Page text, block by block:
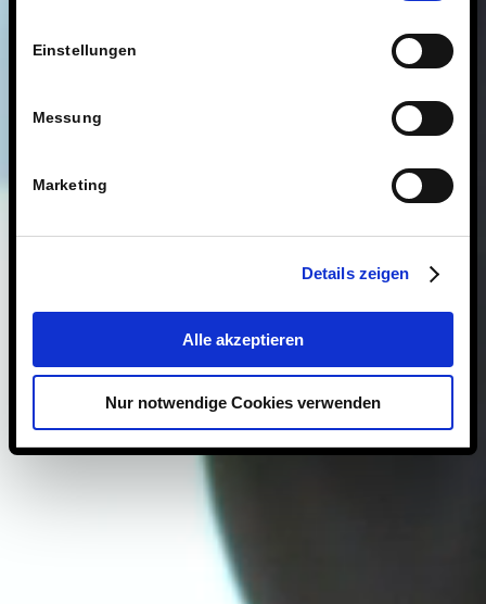
Einstellungen
Messung
Marketing
Details zeigen
Alle akzeptieren
Nur notwendige Cookies verwenden